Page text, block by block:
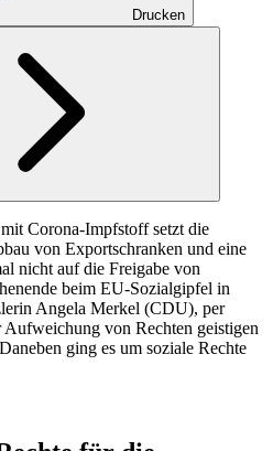
Drucken
Corona-Impfstoff setzt die
von Exportschranken und eine
nicht auf die Freigabe von
beim EU-Sozialgipfel in
Angela Merkel (CDU), per
Aufweichung von Rechten geistigen
ging es um soziale Rechte